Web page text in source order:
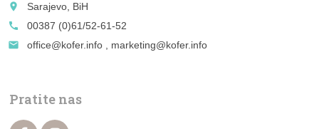
place
Sarajevo, BiH
call
00387 (0)61/52-61-52
email
office@kofer.info , marketing@kofer.info
Pratite nas